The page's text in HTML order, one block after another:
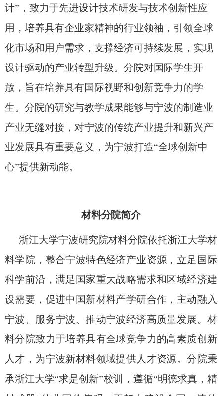
计”，致力于先进设计技术研发与技术创新性应
用，培养具有企业家精神的行业领袖，引领全球
化市场和用户需求，支撑经济可持续发展，实现
设计驱动的产业转型升级。分院对国际学生开
放，旨在培养具有国际视野和创新竞争力的学
生。分院的研究与教学成果能够与宁波的制造业
产业无缝对接，对宁波的传统产业提升和新兴产
业发展具有重要意义，为宁波打造“全球创新中
心”提供新动能。
材料分院简介
浙江大学宁波研究院材料分院依托浙江大学材
料学院，整合宁波特色经济产业资源，立足国际
科学前沿，满足国家重大战略需求和区域经济建
设需要，促进中国新材料产学研合作，主动融入
宁波、服务宁波、推动宁波经济高质量发展。材
料分院致力于培养具有全球竞争力的高素质创新
人才，为宁波新材料领域提供人才资源。分院秉
承浙江大学“求是创新”校训，遵循“明德求真，精